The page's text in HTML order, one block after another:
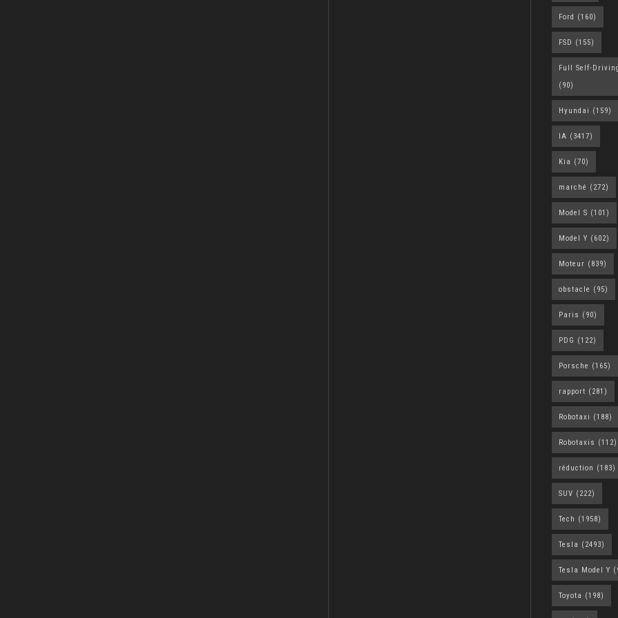
Ford (160)
FSD (155)
Full Self-
(90)
Hyundai (159)
IA (3417)
Kia (70)
marché (272)
Model S (101)
Model Y (602)
Moteur (839)
obstacle (95)
Paris (90)
PDG (122)
Porsche (165)
rapport (281)
Robotaxi (188)
Robotaxis (112)
réduction (183)
SUV (222)
Tech (1958)
Tesla (2493)
Tesla Model Y
Toyota (198)